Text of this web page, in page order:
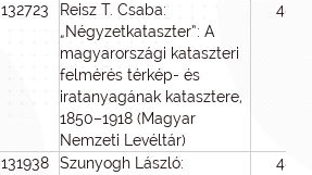
132723
Reisz T. Csaba:
„Négyzetkataszter”: A
magyarországi kataszteri
felmérés térkép- és
iratanyagának katasztere,
1850–1918 (Magyar
Nemzeti Levéltár)
48
131938
Szunyogh László:
48